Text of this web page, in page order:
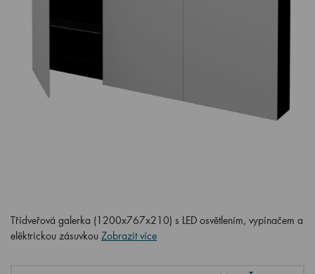
Třídveřová galerka (1200x767x210) s LED osvětlením, vypínačem a
elëktrickou zásuvkou Zobrazit více